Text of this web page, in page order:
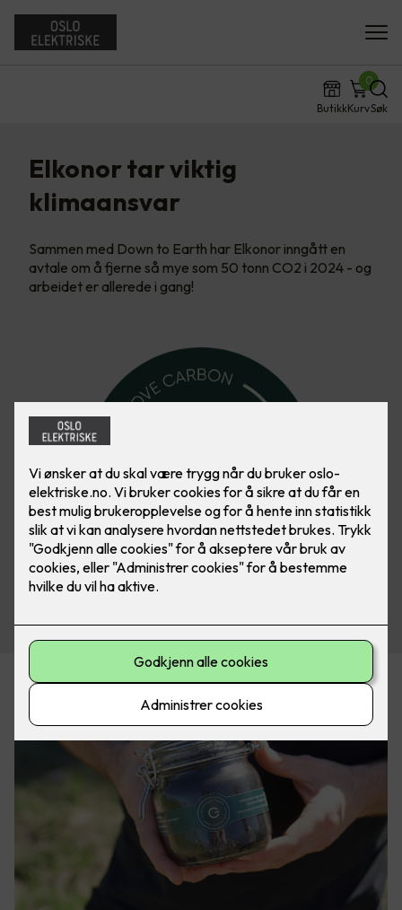
ButikkKurv
0
Søk
Elkonor tar viktig
klimaansvar
Sammen med Down to Earth har Elkonor inngått en
avtale om å fjerne så mye som 50 tonn CO2 i 2024 - og
arbeidet er allerede i gang!